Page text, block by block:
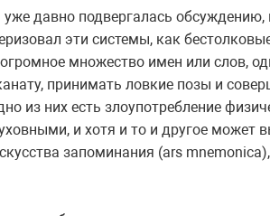
давно подвергалась
эти системы, как
множество имен или слов,
принимать ловкие позы и
из них есть злоупотребление
и хотя и то и другое может
запоминания (ars